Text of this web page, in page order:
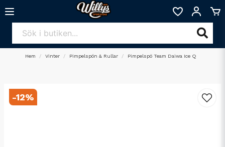
Hem Vinter Pimpelspön & Rullar Pimpelspö Team Daiwa Ice Q
-12%